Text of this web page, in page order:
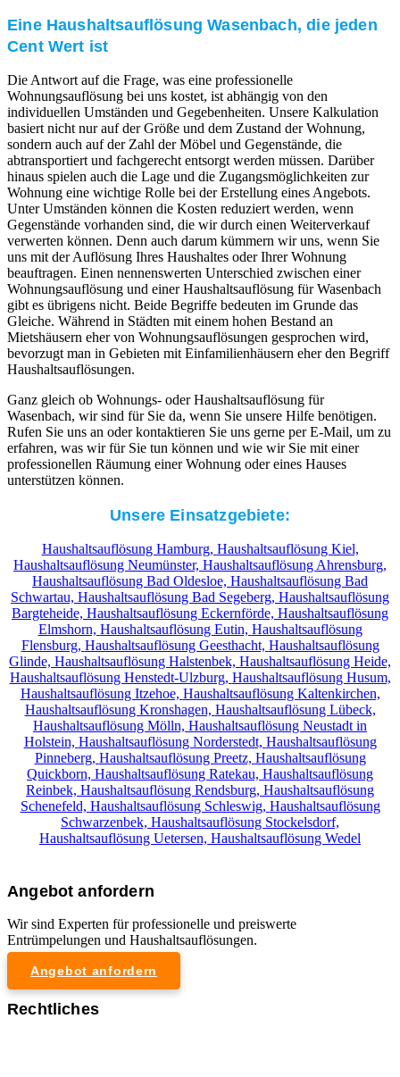
Eine Haushaltsauflösung Wasenbach, die jeden
Cent Wert ist
Die Antwort auf die Frage, was eine professionelle
Wohnungsauflösung bei uns kostet, ist abhängig von den
individuellen Umständen und Gegebenheiten. Unsere Kalkulation
basiert nicht nur auf der Größe und dem Zustand der Wohnung,
sondern auch auf der Zahl der Möbel und Gegenstände, die
abtransportiert und fachgerecht entsorgt werden müssen. Darüber
hinaus spielen auch die Lage und die Zugangsmöglichkeiten zur
Wohnung eine wichtige Rolle bei der Erstellung eines Angebots.
Unter Umständen können die Kosten reduziert werden, wenn
Gegenstände vorhanden sind, die wir durch einen Weiterverkauf
verwerten können. Denn auch darum kümmern wir uns, wenn Sie
uns mit der Auflösung Ihres Haushaltes oder Ihrer Wohnung
beauftragen. Einen nennenswerten Unterschied zwischen einer
Wohnungsauflösung und einer Haushaltsauflösung für Wasenbach
gibt es übrigens nicht. Beide Begriffe bedeuten im Grunde das
Gleiche. Während in Städten mit einem hohen Bestand an
Mietshäusern eher von Wohnungsauflösungen gesprochen wird,
bevorzugt man in Gebieten mit Einfamilienhäusern eher den Begriff
Haushaltsauflösungen.
Ganz gleich ob Wohnungs- oder Haushaltsauflösung für
Wasenbach, wir sind für Sie da, wenn Sie unsere Hilfe benötigen.
Rufen Sie uns an oder kontaktieren Sie uns gerne per E-Mail, um zu
erfahren, was wir für Sie tun können und wie wir Sie mit einer
professionellen Räumung einer Wohnung oder eines Hauses
unterstützen können.
Unsere Einsatzgebiete:
Haushaltsauflösung Hamburg, Haushaltsauflösung Kiel,
Haushaltsauflösung Neumünster, Haushaltsauflösung Ahrensburg,
Haushaltsauflösung Bad Oldesloe, Haushaltsauflösung Bad
Schwartau, Haushaltsauflösung Bad Segeberg, Haushaltsauflösung
Bargteheide, Haushaltsauflösung Eckernförde, Haushaltsauflösung
Elmshorn, Haushaltsauflösung Eutin, Haushaltsauflösung
Flensburg, Haushaltsauflösung Geesthacht, Haushaltsauflösung
Glinde, Haushaltsauflösung Halstenbek, Haushaltsauflösung Heide,
Haushaltsauflösung Henstedt-Ulzburg, Haushaltsauflösung Husum,
Haushaltsauflösung Itzehoe, Haushaltsauflösung Kaltenkirchen,
Haushaltsauflösung Kronshagen, Haushaltsauflösung Lübeck,
Haushaltsauflösung Mölln, Haushaltsauflösung Neustadt in
Holstein, Haushaltsauflösung Norderstedt, Haushaltsauflösung
Pinneberg, Haushaltsauflösung Preetz, Haushaltsauflösung
Quickborn, Haushaltsauflösung Ratekau, Haushaltsauflösung
Reinbek, Haushaltsauflösung Rendsburg, Haushaltsauflösung
Schenefeld, Haushaltsauflösung Schleswig, Haushaltsauflösung
Schwarzenbek, Haushaltsauflösung Stockelsdorf,
Haushaltsauflösung Uetersen, Haushaltsauflösung Wedel
Angebot anfordern
Wir sind Experten für professionelle und preiswerte
Entrümpelungen und Haushaltsauflösungen.
Angebot anfordern
Rechtliches